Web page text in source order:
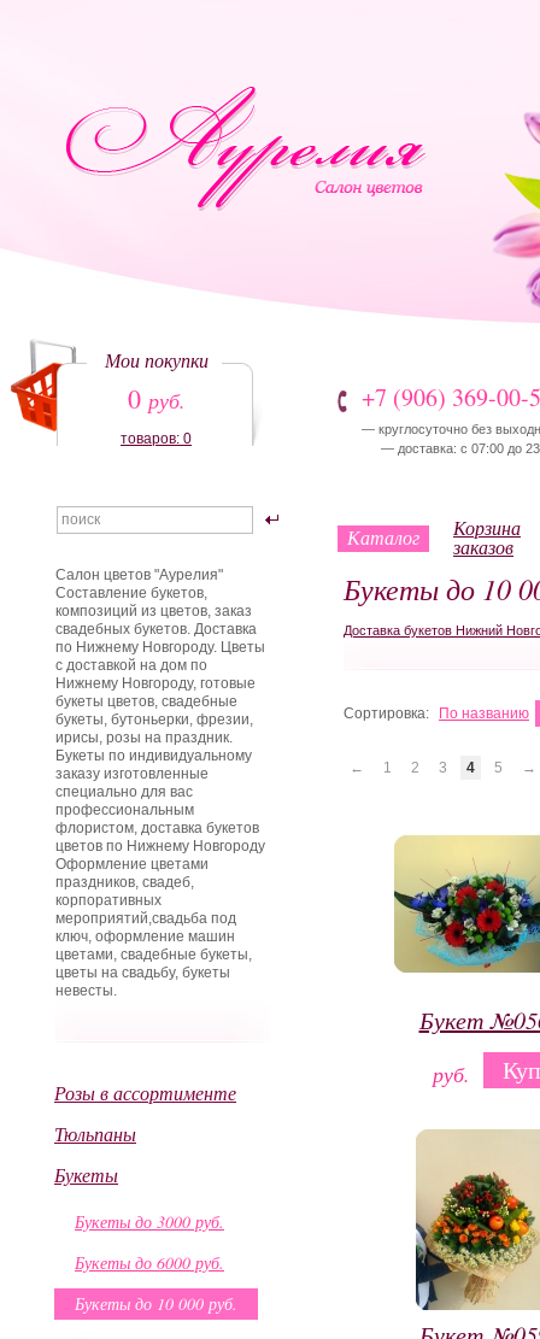
Мои покупки
0 руб.
товаров: 0
+7 (906) 369-00-
— круглосуточно без
— доставка: с 07:00 до
Каталог Корзина
заказов
Букеты до 10
Доставка букетов Нижний
Сортировка: По названию
← 1 2 3 4 5 →
Букет
руб.
Салон цветов "Аурелия"
Составление букетов,
композиций из цветов, заказ
свадебных букетов. Доставка
по Нижнему Новгороду. Цветы
с доставкой на дом по
Нижнему Новгороду, готовые
букеты цветов, свадебные
букеты, бутоньерки, фрезии,
ирисы, розы на праздник.
Букеты по индивидуальному
заказу изготовленные
специально для вас
профессиональным
флористом, доставка букетов
цветов по Нижнему Новгороду
Оформление цветами
праздников, свадеб,
корпоративных
мероприятий,свадьба под
ключ, оформление машин
цветами, свадебные букеты,
цветы на свадьбу, букеты
невесты.
Розы в ассортименте
Тюльпаны
Букеты
Букеты до 3000 руб.
Букеты до 6000 руб.
Букеты до 10 000 руб.